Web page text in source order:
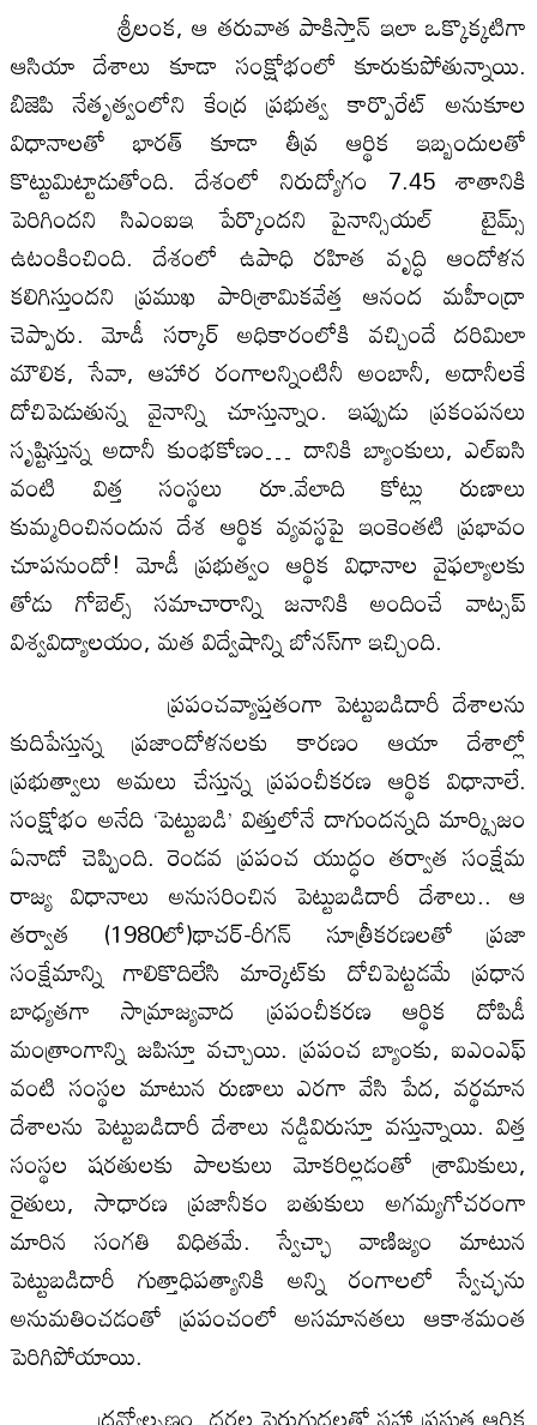
శ్రీలంక, ఆ తరువాత పాకిస్తాన్‌ ఇలా ఒక్కొక్కటిగా
ఆసియా దేశాలు కూడా సంక్షోభంలో కూరుకుపోతున్నాయి.
బిజెపి నేతృత్వంలోని కేంద్ర ప్రభుత్వ కార్పొరేట్‌ అనుకూల
విధానాలతో భారత్‌ కూడా తీవ్ర ఆర్థిక ఇబ్బందులతో
కొట్టుమిట్టాడుతోంది. దేశంలో నిరుద్యోగం 7.45 శాతానికి
పెరిగిందని సిఎంఐఇ పేర్కొందని పైనాన్సియల్‌ టైమ్స్‌
ఉటంకించింది. దేశంలో ఉపాధి రహిత వృద్ధి ఆందోళన
కలిగిస్తుందని ప్రముఖ పారిశ్రామికవేత్త ఆనంద మహీంద్రా
చెప్పారు. మోడీ సర్కార్‌ అధికారంలోకి వచ్చిందే దరిమిలా
మౌలిక, సేవా, ఆహార రంగాలన్నింటినీ అంబానీ, అదానీలకే
దోచిపెడుతున్న వైనాన్ని చూస్తున్నాం. ఇప్పుడు ప్రకంపనలు
సృష్టిస్తున్న అదానీ కుంభకోణం… దానికి బ్యాంకులు, ఎల్‌ఐసి
వంటి విత్త సంస్థలు రూ.వేలాది కోట్లు రుణాలు
కుమ్మరించినందున దేశ ఆర్థిక వ్యవస్థపై ఇంకెంతటి ప్రభావం
చూపనుందో! మోడీ ప్రభుత్వం ఆర్థిక విధానాల వైఫల్యాలకు
తోడు గోబెల్స్‌ సమాచారాన్ని జనానికి అందించే వాట్సప్‌
విశ్వవిద్యాలయం, మత విద్వేషాన్ని బోనస్‌గా ఇచ్చింది.
ప్రపంచవ్యాప్తతంగా పెట్టుబడిదారీ దేశాలను
కుదిపేస్తున్న ప్రజాందోళనలకు కారణం ఆయా దేశాల్లో
ప్రభుత్వాలు అమలు చేస్తున్న ప్రపంచీకరణ ఆర్థిక విధానాలే.
సంక్షోభం అనేది ‘పెట్టుబడి’ విత్తులోనే దాగుందన్నది మార్క్సిజం
ఏనాడో చెప్పింది. రెండవ ప్రపంచ యుద్ధం తర్వాత సంక్షేమ
రాజ్య విధానాలు అనుసరించిన పెట్టుబడిదారీ దేశాలు.. ఆ
తర్వాత (1980లో)థాచర్‌-రీగన్‌ సూత్రీకరణలతో ప్రజా
సంక్షేమాన్ని గాలికొదిలేసి మార్కెట్‌కు దోచిపెట్టడమే ప్రధాన
బాధ్యతగా సామ్రాజ్యవాద ప్రపంచీకరణ ఆర్థిక దోపిడీ
మంత్రాంగాన్ని జపిస్తూ వచ్చాయి. ప్రపంచ బ్యాంకు, ఐఎంఎఫ్‌
వంటి సంస్థల మాటున రుణాలు ఎరగా వేసి పేద, వర్థమాన
దేశాలను పెట్టుబడిదారీ దేశాలు నడ్డివిరుస్తూ వస్తున్నాయి. విత్త
సంస్థల షరతులకు పాలకులు మోకరిల్లడంతో శ్రామికులు,
రైతులు, సాధారణ ప్రజానీకం బతుకులు అగమ్యగోచరంగా
మారిన సంగతి విధితమే. స్వేచ్ఛా వాణిజ్యం మాటున
పెట్టుబడిదారీ గుత్తాధిపత్యానికి అన్ని రంగాలలో స్వేచ్ఛను
అనుమతించడంతో ప్రపంచంలో అసమానతలు ఆకాశమంత
పెరిగిపోయాయి.